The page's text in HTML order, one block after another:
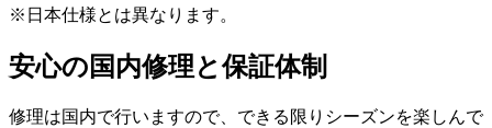
※日本仕様とは異なります。
安心の国内修理と保証体制
修理は国内で行いますので、できる限りシーズンを楽しんで